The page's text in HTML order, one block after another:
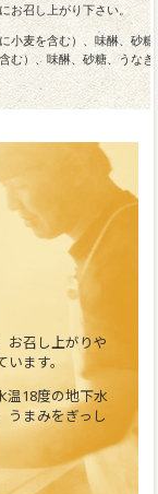
お召し上がり下さい。
小麦を含む）、味醂、砂
む）、味醂、砂糖、うなぎ
お召し上がりや
ます。
温18度の地下水
うまみをぎっし